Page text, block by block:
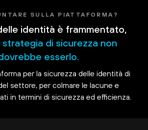
SULLA PIATTAFORMA?
identità è frammentato,
strategia di sicurezza non
esserlo.
per la sicurezza delle identità di
settore, per colmare le lacune e
in termini di sicurezza ed efficienza.